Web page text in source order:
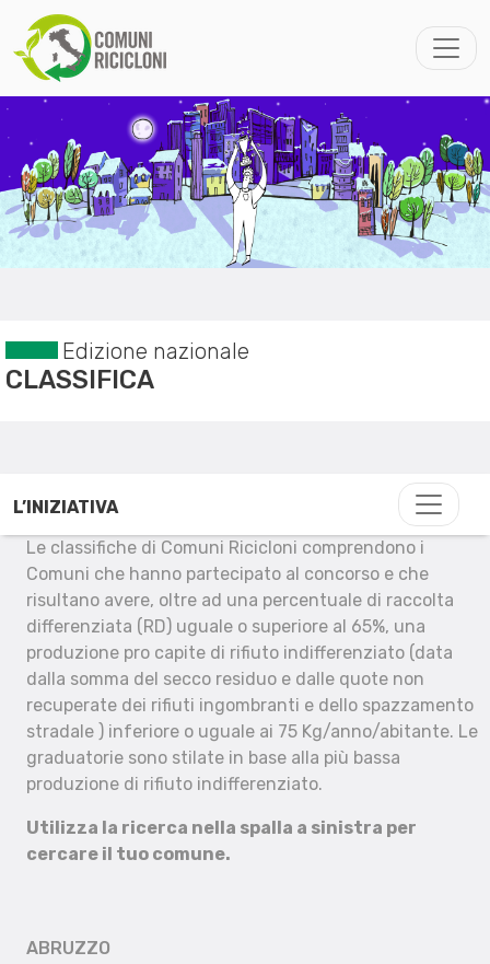
Edizione nazionale
CLASSIFICA
L’INIZIATIVA
Le classifiche di Comuni Ricicloni comprendono i
Comuni che hanno partecipato al concorso e che
risultano avere, oltre ad una percentuale di raccolta
differenziata (RD) uguale o superiore al 65%, una
produzione pro capite di rifiuto indifferenziato (data
dalla somma del secco residuo e dalle quote non
recuperate dei rifiuti ingombranti e dello spazzamento
stradale ) inferiore o uguale ai 75 Kg/anno/abitante. Le
graduatorie sono stilate in base alla più bassa
produzione di rifiuto indifferenziato.
Utilizza la ricerca nella spalla a sinistra per
cercare il tuo comune.
ABRUZZO